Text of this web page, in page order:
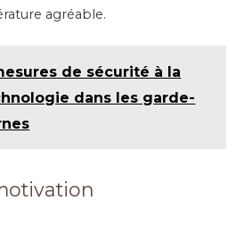
agréable.
de sécurité à la
dans les garde-